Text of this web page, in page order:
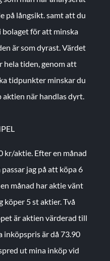
på långsikt. samt att du
för att minska
är som dyrast. Värdet
hela tiden, genom att
tidpunkter minskar du
när handlas dyrt.
kr/aktie. Efter en månad
jag på att köpa 6
månad har aktie vänt
köper 5 st aktier.Två
är aktien värderad till
är då 73.90
ut mina inköp vid